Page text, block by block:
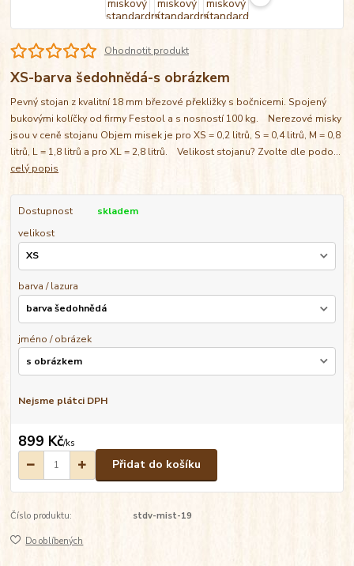
Ohodnotit produkt
XS-barva šedohnědá-s obrázkem
Pevný stojan z kvalitní 18 mm březové překližky s bočnicemi. Spojený
bukovými kolíčky od firmy Festool a s nosností 100 kg. Nerezové misky
jsou v ceně stojanu Objem misek je pro XS = 0,2 litrů, S = 0,4 litrů, M = 0,8
litrů, L = 1,8 litrů a pro XL = 2,8 litrů. Velikost stojanu? Zvolte dle podo...
celý popis
Dostupnost
skladem
velikost
barva / lazura
jméno / obrázek
Nejsme plátci DPH
899 Kč/ks
Přidat do košíku
Číslo produktu: stdv-mist-19
Do oblíbených